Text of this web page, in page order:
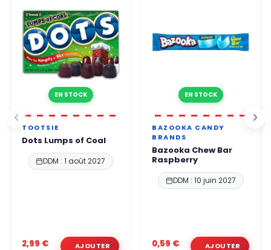
EN STOCK
TOOTSIE
Dots Lumps of Coal
DDM : 1 août 2027
2,99 €
EN STOCK
BAZOOKA CANDY
BRANDS
Bazooka Chew Bar
Raspberry
DDM : 10 juin 2027
0,59 €